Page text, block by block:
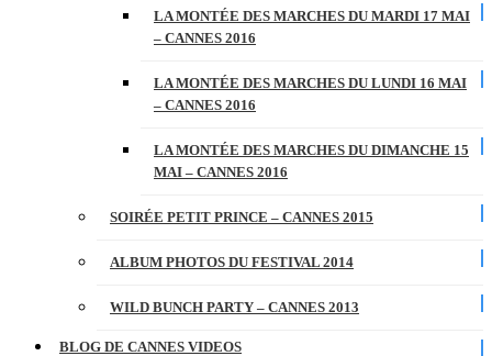
LA MONTÉE DES MARCHES DU MARDI 17 MAI
– CANNES 2016
LA MONTÉE DES MARCHES DU LUNDI 16 MAI
– CANNES 2016
LA MONTÉE DES MARCHES DU DIMANCHE 15
MAI – CANNES 2016
SOIRÉE PETIT PRINCE – CANNES 2015
ALBUM PHOTOS DU FESTIVAL 2014
WILD BUNCH PARTY – CANNES 2013
BLOG DE CANNES VIDEOS